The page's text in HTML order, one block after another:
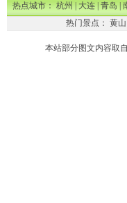
热点城市：杭州|大连|青岛|
热门景点： 黄山
本站部分图文内容取